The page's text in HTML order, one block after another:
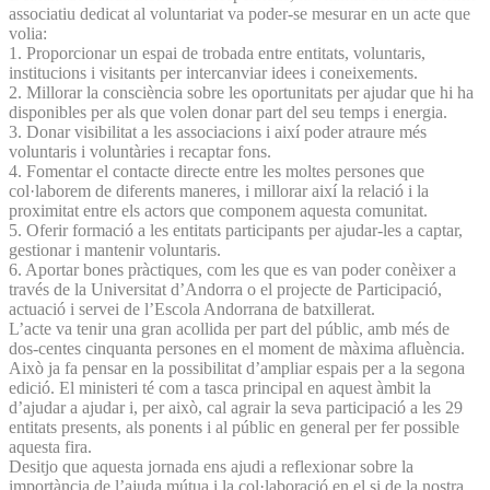
associatiu dedicat al voluntariat va poder-se mesurar en un acte que
volia:
1. Proporcionar un espai de trobada entre entitats, voluntaris,
institucions i visitants per intercanviar idees i coneixements.
2. Millorar la consciència sobre les oportunitats per ajudar que hi ha
disponibles per als que volen donar part del seu temps i energia.
3. Donar visibilitat a les associacions i així poder atraure més
voluntaris i voluntàries i recaptar fons.
4. Fomentar el contacte directe entre les moltes persones que
col·laborem de diferents maneres, i millorar així la relació i la
proximitat entre els actors que componem aquesta comunitat.
5. Oferir formació a les entitats participants per ajudar-les a captar,
gestionar i mantenir voluntaris.
6. Aportar bones pràctiques, com les que es van poder conèixer a
través de la Universitat d’Andorra o el projecte de Participació,
actuació i servei de l’Escola Andorrana de batxillerat.
L’acte va tenir una gran acollida per part del públic, amb més de
dos-centes cinquanta persones en el moment de màxima afluència.
Això ja fa pensar en la possibilitat d’ampliar espais per a la segona
edició. El ministeri té com a tasca principal en aquest àmbit la
d’ajudar a ajudar i, per això, cal agrair la seva participació a les 29
entitats presents, als ponents i al públic en general per fer possible
aquesta fira.
Desitjo que aquesta jornada ens ajudi a reflexionar sobre la
importància de l’ajuda mútua i la col·laboració en el si de la nostra